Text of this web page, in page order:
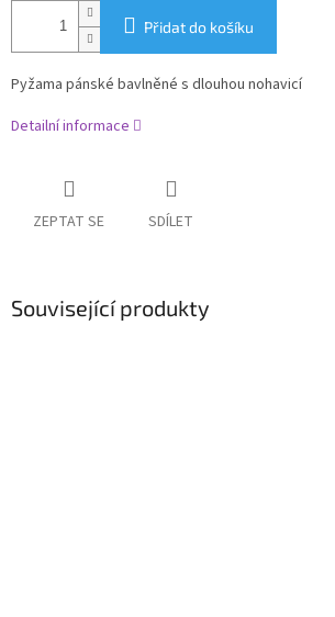
Přidat do košíku
Pyžama pánské bavlněné s dlouhou nohavicí
Detailní informace
ZEPTAT SE SDÍLET
Související produkty